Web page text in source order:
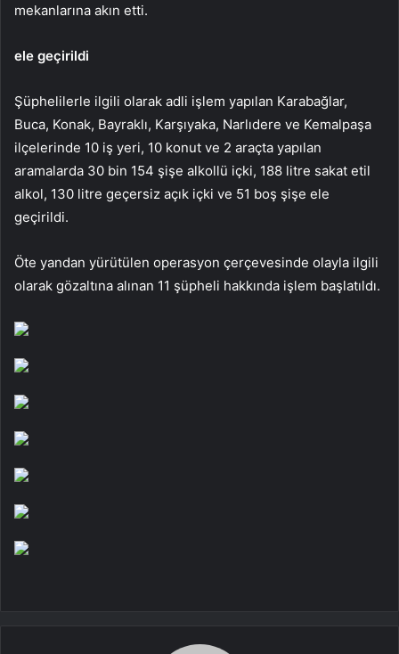
mekanlarına akın etti.
ele geçirildi
Şüphelilerle ilgili olarak adli işlem yapılan Karabağlar,
Buca, Konak, Bayraklı, Karşıyaka, Narlıdere ve Kemalpaşa
ilçelerinde 10 iş yeri, 10 konut ve 2 araçta yapılan
aramalarda 30 bin 154 şişe alkollü içki, 188 litre sakat etil
alkol, 130 litre geçersiz açık içki ve 51 boş şişe ele
geçirildi.
Öte yandan yürütülen operasyon çerçevesinde olayla ilgili
olarak gözaltına alınan 11 şüpheli hakkında işlem başlatıldı.